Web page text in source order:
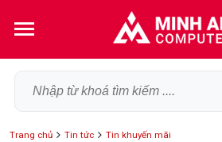
Trang chủ Tin tức Tin khuyến mãi